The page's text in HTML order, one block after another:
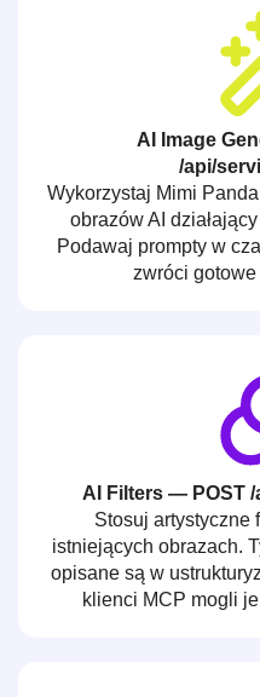
AI Image
/api/
Wykorzystaj Mimi
obrazów AI
Podawaj prompty w
zwróci
AI Filters — POST
Stosuj artystyczne
istniejących obrazach.
opisane są w
klienci MCP mogli